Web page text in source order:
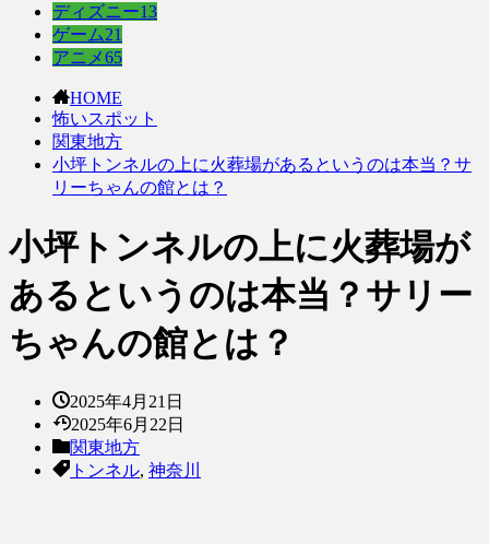
ディズニー13
ゲーム21
アニメ65
HOME
怖いスポット
関東地方
小坪トンネルの上に火葬場があるというのは本当？サ
リーちゃんの館とは？
小坪トンネルの上に火葬場が
あるというのは本当？サリー
ちゃんの館とは？
2025年4月21日
2025年6月22日
関東地方
トンネル, 神奈川